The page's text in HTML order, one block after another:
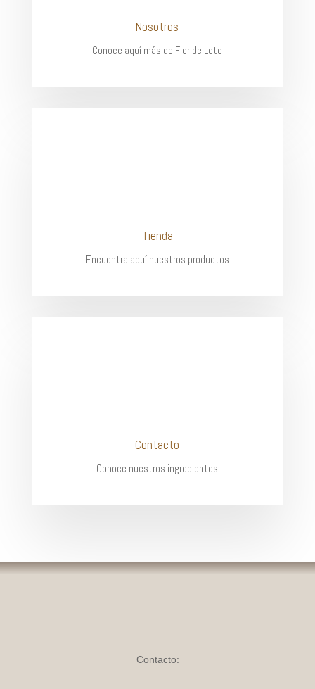
Nosotros
Conoce aquí más de Flor de Loto
Tienda
Encuentra aquí nuestros productos
Contacto
Conoce nuestros ingredientes
Contacto: